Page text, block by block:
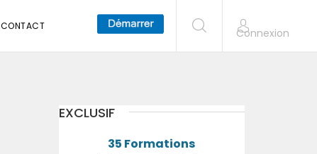
CONTACT
Connexion
EXCLUSIF
35 Formations